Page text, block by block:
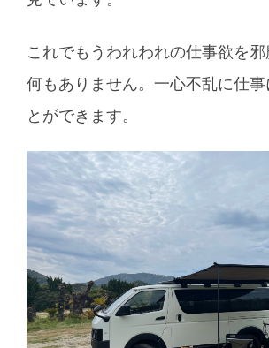
これでもうわれわれの仕事欲を
何もありません。一心不乱に仕事
とができます。